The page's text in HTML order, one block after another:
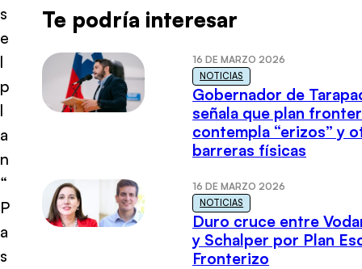
s
e
l
p
l
a
n
“
P
a
s
Te podría interesar
16 DE MARZO 2026
NOTICIAS
Gobernador de
señala que plan
contempla “erizos” y
barreras físicas
16 DE MARZO 2026
NOTICIAS
Duro cruce entre
y Schalper por Plan
Fronterizo